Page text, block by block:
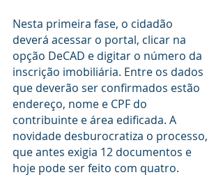
Nesta primeira fase, o cidadão
deverá acessar o portal, clicar na
opção DeCAD e digitar o número da
inscrição imobiliária. Entre os dados
que deverão ser confirmados estão
endereço, nome e CPF do
contribuinte e área edificada. A
novidade desburocratiza o processo,
que antes exigia 12 documentos e
hoje pode ser feito com quatro.